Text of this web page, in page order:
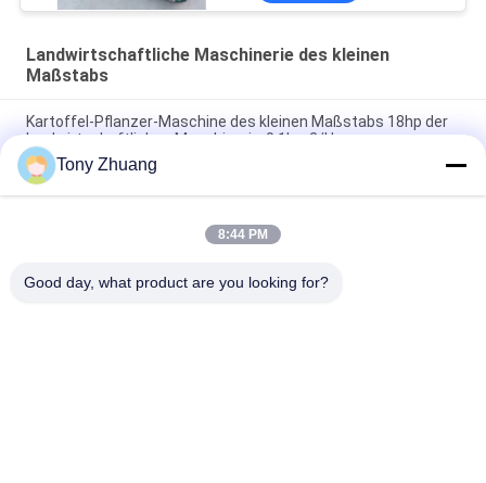
Landwirtschaftliche Maschinerie des kleinen
Maßstabs
Kartoffel-Pflanzer-Maschine des kleinen Maßstabs 18hp der
landwirtschaftlichen Maschinerie-0.1hm2/H
Diskette Dia660mm Front Mounted Power Harrow,
Hochleistungsscheibenegge 70hp
W500mm-kleinen Maßstabs Furchen-Pflug des
Tony Zhuang
8:44 PM
Good day, what product are you looking for?